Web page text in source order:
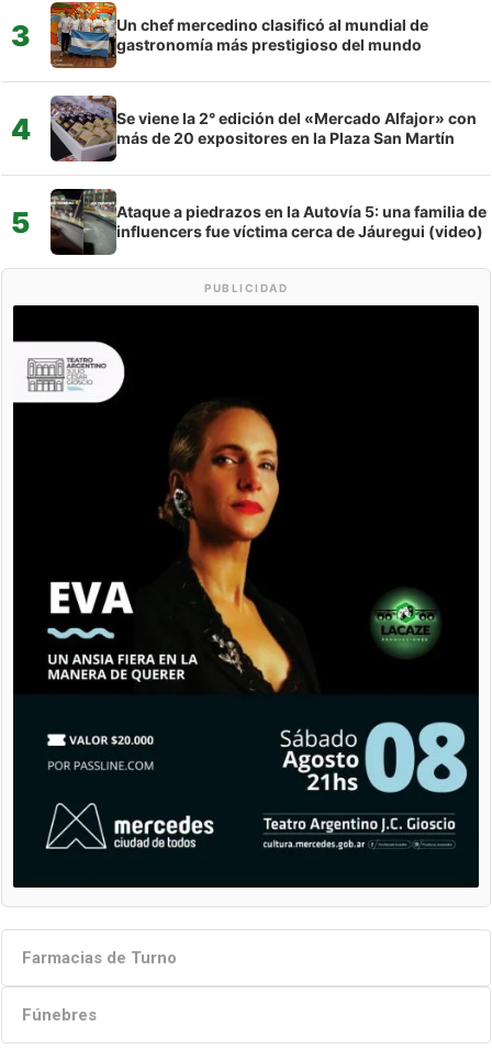
3
Un chef mercedino clasificó al mundial de
gastronomía más prestigioso del mundo
4
Se viene la 2° edición del «Mercado Alfajor» con
más de 20 expositores en la Plaza San Martín
5
Ataque a piedrazos en la Autovía 5: una familia de
influencers fue víctima cerca de Jáuregui (video)
PUBLICIDAD
Farmacias de Turno
Fúnebres